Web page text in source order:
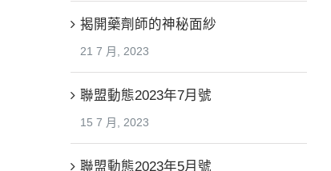
揭開藥劑師的神秘面紗
21 7 月, 2023
聯盟動態2023年7月號
15 7 月, 2023
聯盟動態2023年5月號